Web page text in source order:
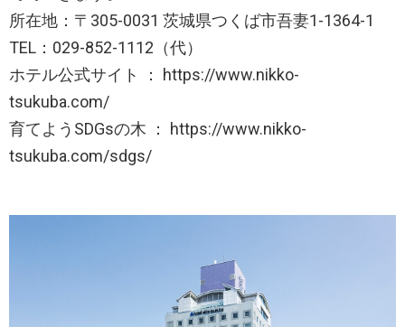
所在地：〒305-0031 茨城県つくば市吾妻1-1364-1
TEL：029-852-1112（代）
ホテル公式サイト ： https://www.nikko-
tsukuba.com/
育てようSDGsの木 ： https://www.nikko-
tsukuba.com/sdgs/